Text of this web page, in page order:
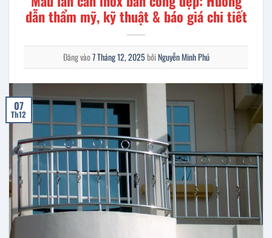
dẫn thẩm mỹ, kỹ thuật & báo giá chi tiết
Đăng vào7 Tháng 12, 2025bởiNguyễn Minh Phú
07
Th12